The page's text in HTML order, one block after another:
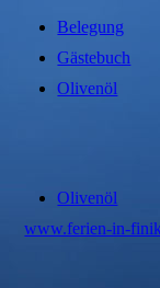
Belegung
Gästebuch
Olivenöl
Olivenöl
www.ferien-in-